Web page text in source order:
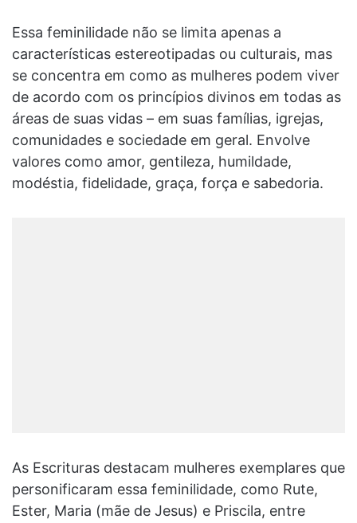
Essa feminilidade não se limita apenas a
características estereotipadas ou culturais, mas
se concentra em como as mulheres podem viver
de acordo com os princípios divinos em todas as
áreas de suas vidas – em suas famílias, igrejas,
comunidades e sociedade em geral. Envolve
valores como amor, gentileza, humildade,
modéstia, fidelidade, graça, força e sabedoria.
As Escrituras destacam mulheres exemplares que
personificaram essa feminilidade, como Rute,
Ester, Maria (mãe de Jesus) e Priscila, entre